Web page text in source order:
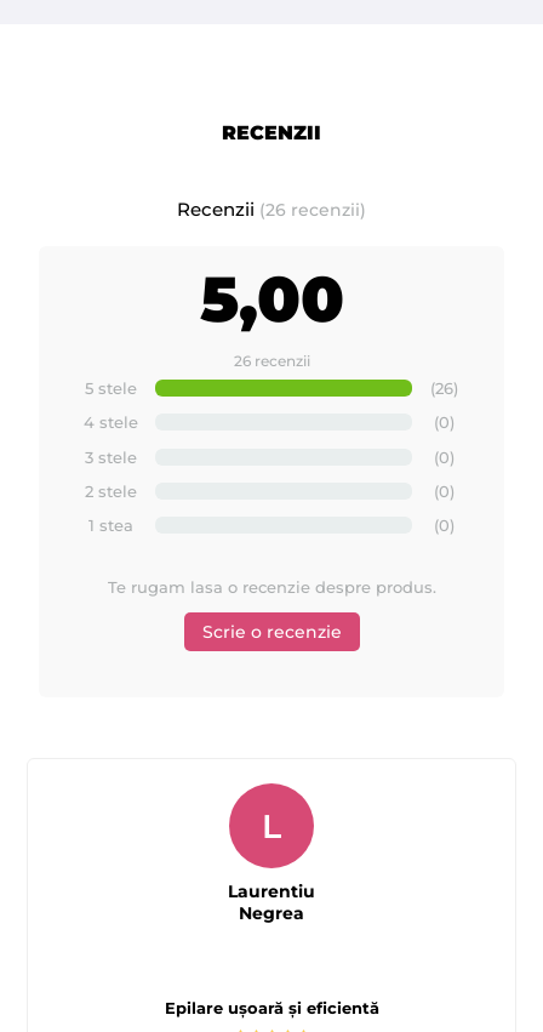
mineral) CI 42090.
Fabricatăin Spania deMAYSTAR
1kg ceara granule; un bax contine 12 pungi
de 1kg cu ceara granule FILM Starpil
Prezentare ceara FILM extra elastica de calitate
Tutorial epilare cu ceara FILM extra elasica - Starpil -
best seller in USA
RECENZII
Recenzii (26 recenzii)
5,00
26 recenzii
5 stele
(26)
4 stele
(0)
3 stele
(0)
2 stele
(0)
1 stea
(0)
Te rugam lasa o recenzie despre produs.
Scrie o recenzie
Epilare ușoară și eficientă
L
Laurentiu
Negrea